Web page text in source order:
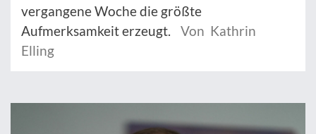
vergangene Woche die größte
Aufmerksamkeit erzeugt.
Von Kathrin
Elling